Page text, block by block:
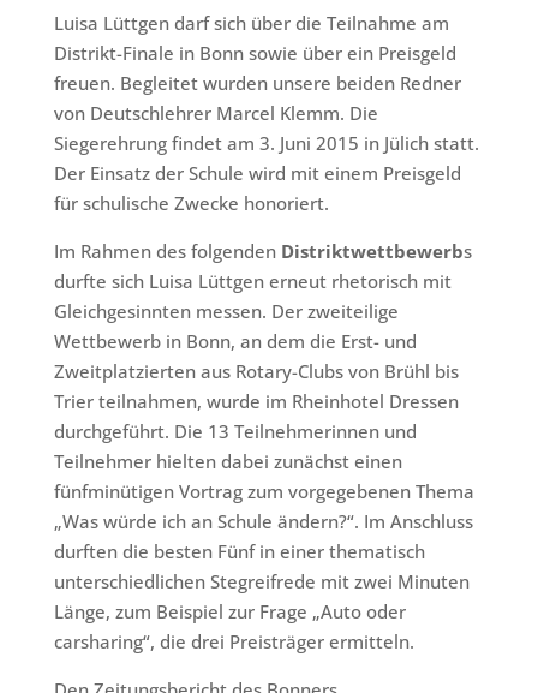
Luisa Lüttgen darf sich über die Teilnahme am
Distrikt-Finale in Bonn sowie über ein Preisgeld
freuen. Begleitet wurden unsere beiden Redner
von Deutschlehrer Marcel Klemm. Die
Siegerehrung findet am 3. Juni 2015 in Jülich statt.
Der Einsatz der Schule wird mit einem Preisgeld
für schulische Zwecke honoriert.
Im Rahmen des folgenden Distriktwettbewerbs
durfte sich Luisa Lüttgen erneut rhetorisch mit
Gleichgesinnten messen. Der zweiteilige
Wettbewerb in Bonn, an dem die Erst- und
Zweitplatzierten aus Rotary-Clubs von Brühl bis
Trier teilnahmen, wurde im Rheinhotel Dressen
durchgeführt. Die 13 Teilnehmerinnen und
Teilnehmer hielten dabei zunächst einen
fünfminütigen Vortrag zum vorgegebenen Thema
„Was würde ich an Schule ändern?“. Im Anschluss
durften die besten Fünf in einer thematisch
unterschiedlichen Stegreifrede mit zwei Minuten
Länge, zum Beispiel zur Frage „Auto oder
carsharing“, die drei Preisträger ermitteln.